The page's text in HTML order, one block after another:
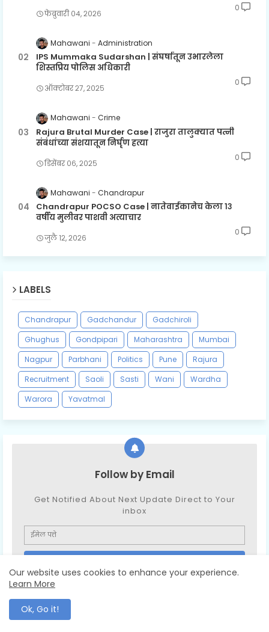
फेब्रुवारी ०४, २०२६
0
Mahawani Administration
IPS Mummaka Sudarshan | संघर्षातून उभारलेला
शिस्तप्रिय पोलिस अधिकारी
ऑक्टोबर २७, २०२५
0
Mahawani Crime
Rajura Brutal Murder Case | राजुरा तालुक्यात पत्नी
संबंधांच्या संशयातून निर्घृण हत्या
डिसेंबर ०६, २०२५
0
Mahawani Chandrapur
Chandrapur POCSO Case | नातेवाईकानेच केला १३
वर्षीय मुलीवर पाशवी अत्याचार
जुलै १२, २०२६
0
LABELS
Chandrapur Gadchandur
Gadchiroli
Ghughus
Gondpipari Maharashtra
Mumbai
Nagpur
Parbhani Politics Pune
Rajura
Recruitment
Saoli Sasti Wani
Wardha
Warora
Yavatmal
Follow by Email
Get Notified About Next Update Direct to Your
inbox
Our website uses cookies to enhance your experience.
Learn More
Ok, Go it!